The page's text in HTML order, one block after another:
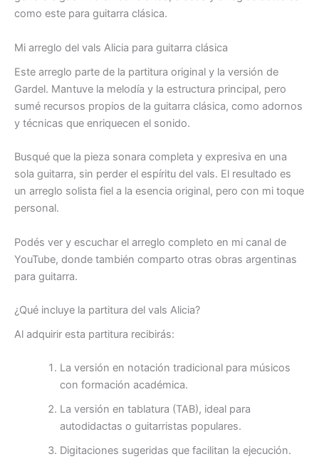
como este para guitarra clásica.
Mi arreglo del vals Alicia para guitarra clásica
Este arreglo parte de la partitura original y la versión de
Gardel. Mantuve la melodía y la estructura principal, pero
sumé recursos propios de la guitarra clásica, como adornos
y técnicas que enriquecen el sonido.
Busqué que la pieza sonara completa y expresiva en una
sola guitarra, sin perder el espíritu del vals. El resultado es
un arreglo solista fiel a la esencia original, pero con mi toque
personal.
Podés ver y escuchar el arreglo completo en mi canal de
YouTube, donde también comparto otras obras argentinas
para guitarra.
¿Qué incluye la partitura del vals Alicia?
Al adquirir esta partitura recibirás:
La versión en notación tradicional para músicos
con formación académica.
La versión en tablatura (TAB), ideal para
autodidactas o guitarristas populares.
Digitaciones sugeridas que facilitan la ejecución.